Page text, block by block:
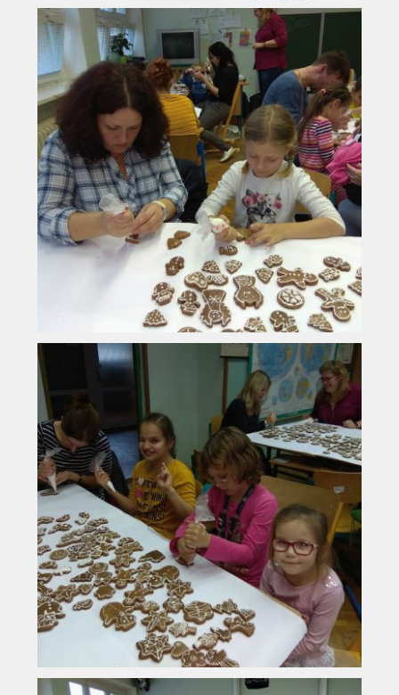
Vyhledávání na webu